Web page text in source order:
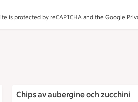
is protected by reCAPTCHA and the Google
Chips av aubergine och zucchini
Chips av aubergine och zucchini